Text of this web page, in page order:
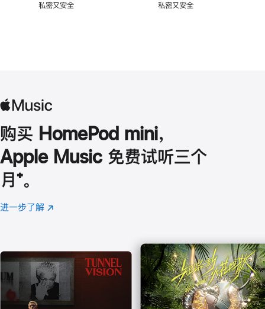
私密又安全 私密又安全
购买 HomePod mini，
Apple Music 免费试听三个
月 脚
注
⁺。
进一步了解 Apple
(在
口
中
打
开)